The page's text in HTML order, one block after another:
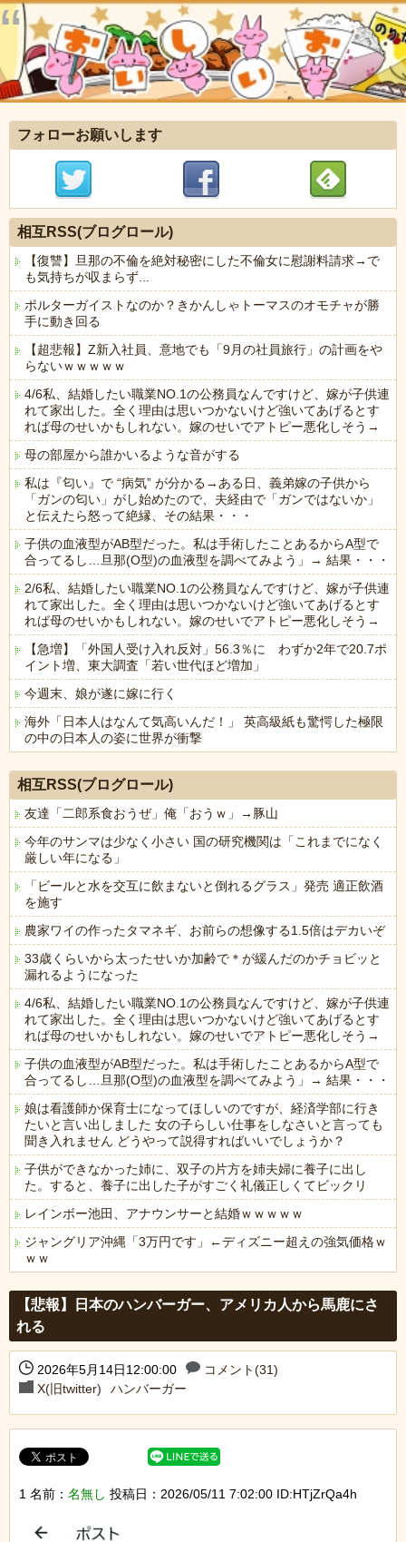
フォローお願いします
相互RSS(ブログロール)
【復讐】旦那の不倫を絶対秘密にした不倫女に慰謝料請求→で
も気持ちが収まらず...
ポルターガイストなのか？きかんしゃトーマスのオモチャが勝
手に動き回る
【超悲報】Z新入社員、意地でも「9月の社員旅行」の計画をや
らないｗｗｗｗｗ
4/6私、結婚したい職業NO.1の公務員なんですけど、嫁が子供連
れて家出した。全く理由は思いつかないけど強いてあげるとす
れば母のせいかもしれない。嫁のせいでアトピー悪化しそう→
母の部屋から誰かいるような音がする
私は『匂い』で “病気” が分かる→ある日、義弟嫁の子供から
「ガンの匂い」がし始めたので、夫経由で「ガンではないか」
と伝えたら怒って絶縁、その結果・・・
子供の血液型がAB型だった。私は手術したことあるからA型で
合ってるし…旦那(O型)の血液型を調べてみよう」→ 結果・・・
2/6私、結婚したい職業NO.1の公務員なんですけど、嫁が子供連
れて家出した。全く理由は思いつかないけど強いてあげるとす
れば母のせいかもしれない。嫁のせいでアトピー悪化しそう→
【急増】「外国人受け入れ反対」56.3％に わずか2年で20.7ポ
イント増、東大調査「若い世代ほど増加」
今週末、娘が遂に嫁に行く
海外「日本人はなんて気高いんだ！」 英高級紙も驚愕した極限
の中の日本人の姿に世界が衝撃
相互RSS(ブログロール)
友達「二郎系食おうぜ」俺「おうｗ」→豚山
今年のサンマは少なく小さい 国の研究機関は「これまでになく
厳しい年になる」
「ビールと水を交互に飲まないと倒れるグラス」発売 適正飲酒
を施す
農家ワイの作ったタマネギ、お前らの想像する1.5倍はデカいぞ
33歳くらいから太ったせいか加齢で＊が緩んだのかチョビッと
漏れるようになった
4/6私、結婚したい職業NO.1の公務員なんですけど、嫁が子供連
れて家出した。全く理由は思いつかないけど強いてあげるとす
れば母のせいかもしれない。嫁のせいでアトピー悪化しそう→
子供の血液型がAB型だった。私は手術したことあるからA型で
合ってるし…旦那(O型)の血液型を調べてみよう」→ 結果・・・
娘は看護師か保育士になってほしいのですが、経済学部に行き
たいと言い出しました 女の子らしい仕事をしなさいと言っても
聞き入れません どうやって説得すればいいでしょうか？
子供ができなかった姉に、双子の片方を姉夫婦に養子に出し
た。すると、養子に出した子がすごく礼儀正しくてビックリ
レインボー池田、アナウンサーと結婚ｗｗｗｗｗ
ジャングリア沖縄「3万円です」←ディズニー超えの強気価格ｗ
ｗｗ
【悲報】日本のハンバーガー、アメリカ人から馬鹿にさ
れる
2026年5月14日12:00:00
コメント(31)
X(旧twitter)
ハンバーガー
1 名前： 名無し 投稿日：2026/05/11 7:02:00 ID:HTjZrQa4h